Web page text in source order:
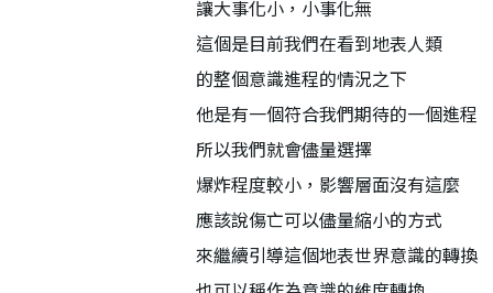
讓大事化小，小事化無
這個是目前我們在看到地表人類
的整個意識進程的情況之下
他是有一個符合我們期待的一個進程
所以我們就會儘量選擇
爆炸程度較小，影響層面沒有這麼
應該說傷亡可以儘量縮小的方式
來繼續引導這個地表世界意識的轉換